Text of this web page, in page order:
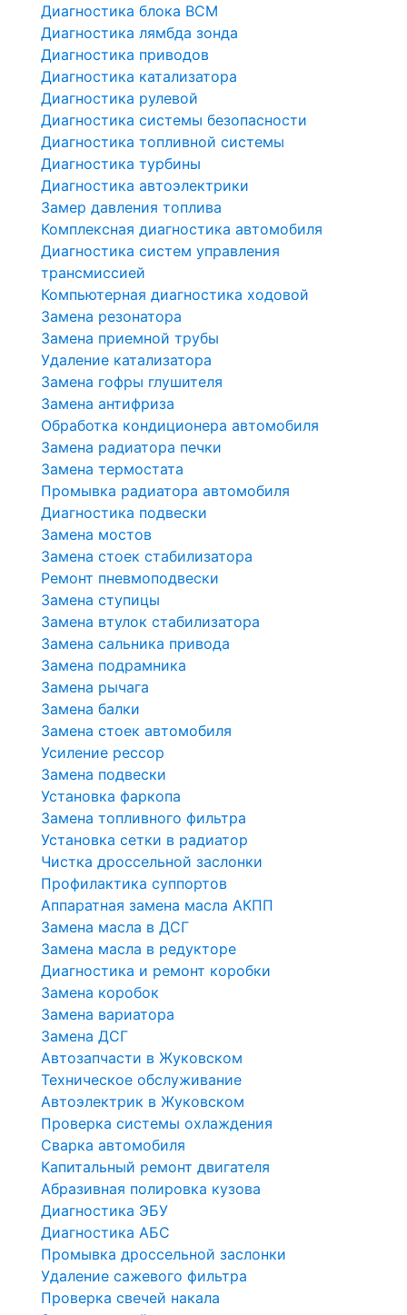
Диагностика блока BCM
Диагностика лямбда зонда
Диагностика приводов
Диагностика катализатора
Диагностика рулевой
Диагностика системы безопасности
Диагностика топливной системы
Диагностика турбины
Диагностика автоэлектрики
Замер давления топлива
Комплексная диагностика автомобиля
Диагностика систем управления
трансмиссией
Компьютерная диагностика ходовой
Замена резонатора
Замена приемной трубы
Удаление катализатора
Замена гофры глушителя
Замена антифриза
Обработка кондиционера автомобиля
Замена радиатора печки
Замена термостата
Промывка радиатора автомобиля
Диагностика подвески
Замена мостов
Замена стоек стабилизатора
Ремонт пневмоподвески
Замена ступицы
Замена втулок стабилизатора
Замена сальника привода
Замена подрамника
Замена рычага
Замена балки
Замена стоек автомобиля
Усиление рессор
Замена подвески
Установка фаркопа
Замена топливного фильтра
Установка сетки в радиатор
Чистка дроссельной заслонки
Профилактика суппортов
Аппаратная замена масла АКПП
Замена масла в ДСГ
Замена масла в редукторе
Диагностика и ремонт коробки
Замена коробок
Замена вариатора
Замена ДСГ
Автозапчасти в Жуковском
Техническое обслуживание
Автоэлектрик в Жуковском
Проверка системы охлаждения
Сварка автомобиля
Капитальный ремонт двигателя
Абразивная полировка кузова
Диагностика ЭБУ
Диагностика АБС
Промывка дроссельной заслонки
Удаление сажевого фильтра
Проверка свечей накала